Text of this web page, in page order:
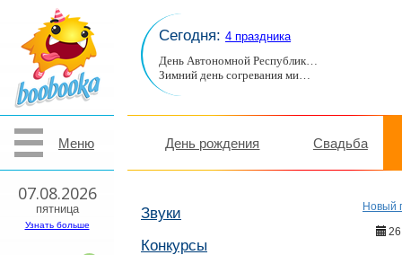
Меню
07.08.2026
пятница
Узнать больше
Сегодня: 4 праздника
День Автономной Республик…
Зимний день согревания ми…
День рождения Свадьба
Звуки
Конкурсы
Новый